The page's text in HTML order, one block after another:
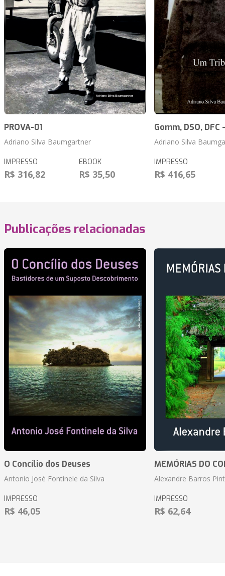
PROVA-01
Adriano Silva Baumgartner
IMPRESSO
R$ 316,82
EBOOK
R$ 35,50
Gomm, DSO,
Adriano Silva
IMPRESSO
R$ 416,65
Publicações relacionadas
O Concílio dos Deuses
Antonio José Fontinele da Silva
IMPRESSO
R$ 46,05
MEMÓRIAS DO
Alexandre Barros
IMPRESSO
R$ 62,64